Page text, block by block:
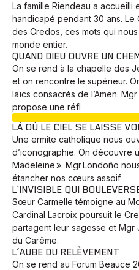
Développement Histoires
Voyage Yoga
La famille Riendeau a accueilli
handicapé pendant 30 ans. Le
des Credos, ces mots qui
monde entier.
QUAND DIEU OUVRE UN
On se rend à la chapelle des
et on rencontre le supérieur.
laïcs consacrés de l’Amen.
propose une réfl
LÀ OÙ LE CIEL SE LAISSE
Une ermite catholique nous
d’iconographie. On découvre
Madeleine ». Mgr Londoño
étancher nos cœurs assoif
L’INVISIBLE QUI
Sœur Carmelle témoigne au
Cardinal Lacroix poursuit le
partagent leur sagesse et Mgr
du Carême.
L’AUBE DU RELÈVEMENT
On se rend au Forum Beauce